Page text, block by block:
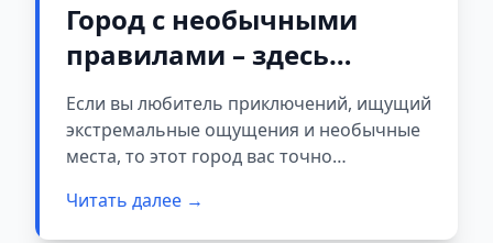
Город с необычными
правилами – здесь
запрещено заводить
кошек и умирать
Если вы любитель приключений, ищущий
экстремальные ощущения и необычные
места, то этот город вас точно
Читать далее →